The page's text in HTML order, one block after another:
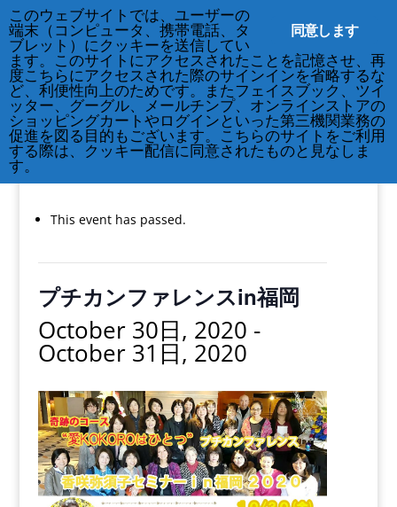
212-677-8621 info@crsny.org
This event has passed.
プチカンファレンスin福岡
October 30日, 2020 -
October 31日, 2020
同意します
このウェブサイトでは、ユーザーの
端末（コンピュータ、携帯電話、タ
ブレット）にクッキーを送信してい
ます。このサイトにアクセスされたことを記憶させ、再
度こちらにアクセスされた際のサインインを省略するな
ど、利便性向上のためです。またフェイスブック、ツイ
ッター、グーグル、メールチンプ、オンラインストアの
ショッピングカートやログインといった第三機関業務の
促進を図る目的もございます。こちらのサイトをご利用
する際は、クッキー配信に同意されたものと見なしま
す。